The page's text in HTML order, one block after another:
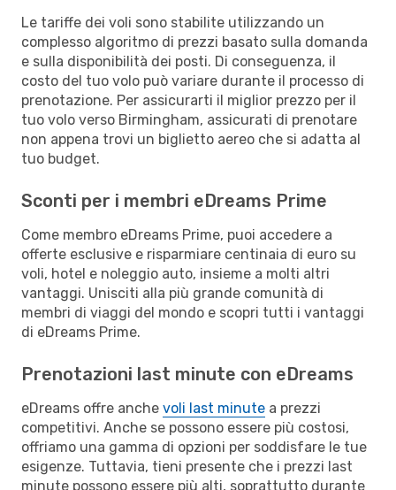
Le tariffe dei voli sono stabilite utilizzando un
complesso algoritmo di prezzi basato sulla domanda
e sulla disponibilità dei posti. Di conseguenza, il
costo del tuo volo può variare durante il processo di
prenotazione. Per assicurarti il miglior prezzo per il
tuo volo verso Birmingham, assicurati di prenotare
non appena trovi un biglietto aereo che si adatta al
tuo budget.
Sconti per i membri eDreams Prime
Come membro eDreams Prime, puoi accedere a
offerte esclusive e risparmiare centinaia di euro su
voli, hotel e noleggio auto, insieme a molti altri
vantaggi. Unisciti alla più grande comunità di
membri di viaggi del mondo e scopri tutti i vantaggi
di eDreams Prime.
Prenotazioni last minute con eDreams
eDreams offre anche voli last minute a prezzi
competitivi. Anche se possono essere più costosi,
offriamo una gamma di opzioni per soddisfare le tue
esigenze. Tuttavia, tieni presente che i prezzi last
minute possono essere più alti, soprattutto durante